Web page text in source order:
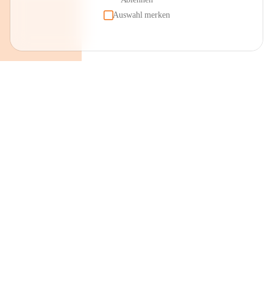
Auswahl merken